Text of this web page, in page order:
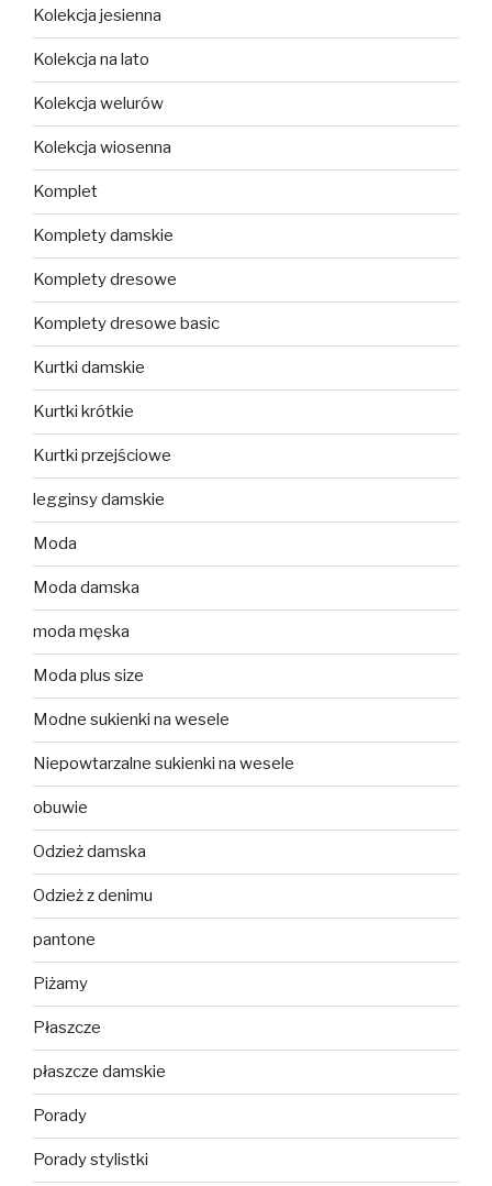
Kolekcja jesienna
Kolekcja na lato
Kolekcja welurów
Kolekcja wiosenna
Komplet
Komplety damskie
Komplety dresowe
Komplety dresowe basic
Kurtki damskie
Kurtki krótkie
Kurtki przejściowe
legginsy damskie
Moda
Moda damska
moda męska
Moda plus size
Modne sukienki na wesele
Niepowtarzalne sukienki na wesele
obuwie
Odzież damska
Odzież z denimu
pantone
Piżamy
Płaszcze
płaszcze damskie
Porady
Porady stylistki